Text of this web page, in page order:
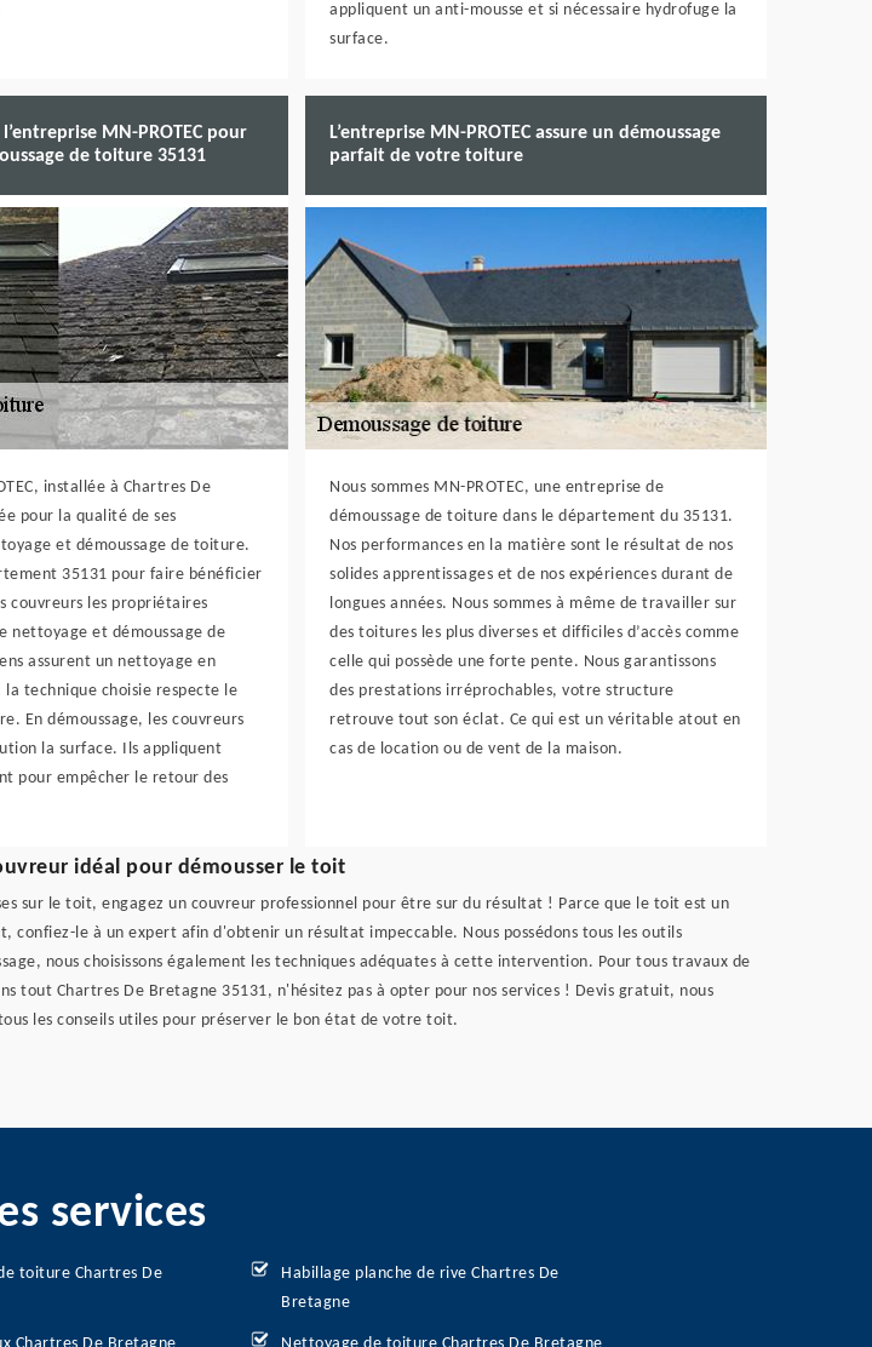
appliquent un anti-mousse et si nécessaire hydrofuge la
surface.
MN-PROTEC pour
de toiture 35131
installée à Chartres De
pour la qualité de ses
et démoussage de toiture.
35131 pour faire bénéficier
couvreurs les propriétaires
nettoyage et démoussage de
assurent un nettoyage en
technique choisie respecte le
En démoussage, les couvreurs
la surface. Ils appliquent
pour empêcher le retour des
L’entreprise MN-PROTEC assure un démoussage
parfait de votre toiture
Nous sommes MN-PROTEC, une entreprise de
démoussage de toiture dans le département du 35131.
Nos performances en la matière sont le résultat de nos
solides apprentissages et de nos expériences durant de
longues années. Nous sommes à même de travailler sur
des toitures les plus diverses et difficiles d’accès comme
celle qui possède une forte pente. Nous garantissons
des prestations irréprochables, votre structure
retrouve tout son éclat. Ce qui est un véritable atout en
cas de location ou de vent de la maison.
idéal pour démousser le toit
sur le toit, engagez un couvreur professionnel pour être sur du résultat ! Parce que le toit est un
confiez-le à un expert afin d'obtenir un résultat impeccable. Nous possédons tous les outils
nous choisissons également les techniques adéquates à cette intervention. Pour tous travaux de
tout Chartres De Bretagne 35131, n'hésitez pas à opter pour nos services ! Devis gratuit, nous
les conseils utiles pour préserver le bon état de votre toit.
services
toiture Chartres De
Habillage planche de rive Chartres De
Bretagne